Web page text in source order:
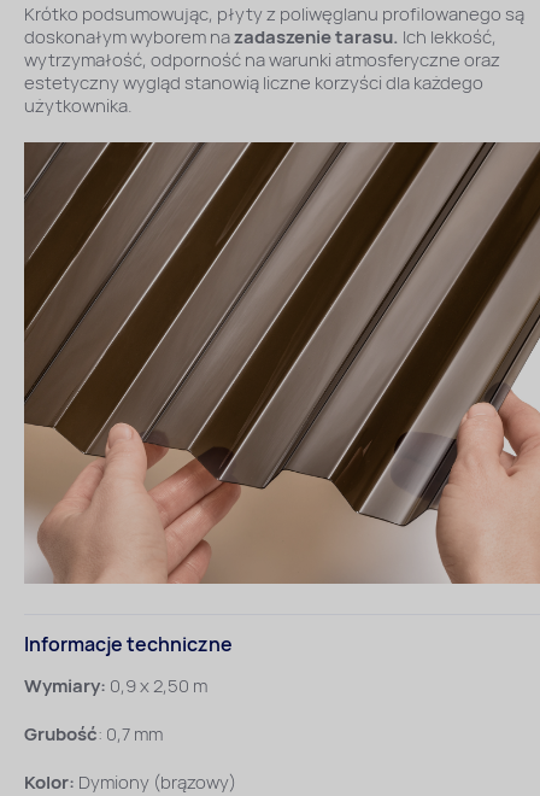
Krótko podsumowując, płyty z poliwęglanu profilowanego są
doskonałym wyborem nazadaszenie tarasu. Ich lekkość,
wytrzymałość, odporność na warunki atmosferyczne oraz
estetyczny wygląd stanowią liczne korzyści dla każdego
użytkownika.
Informacje techniczne
Wymiary: 0,9 x 2,50 m
Grubość: 0,7 mm
Kolor: Dymiony (brązowy)